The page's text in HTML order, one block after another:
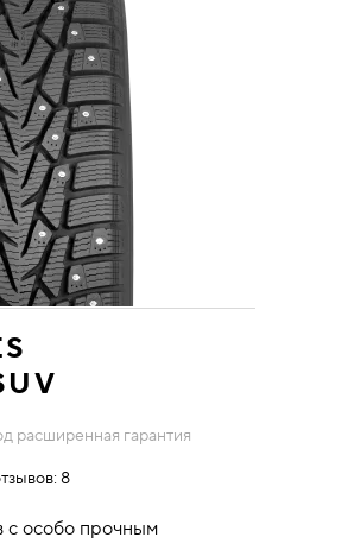
расширенная гарантия
8
особо прочным